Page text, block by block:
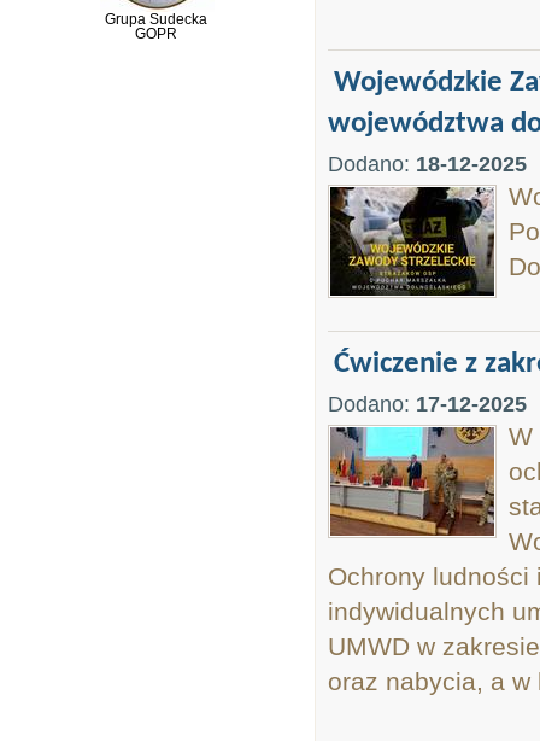
Grupa Sudecka
GOPR
Wojewódzkie
województwa
Dodano: 18-12-2025
Ćwiczenie z
Dodano: 17-12-2025
W
Ochrony ludności
indywidualnych
UMWD w
oraz nabycia, a